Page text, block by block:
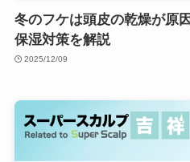
冬のフケは頭皮の乾燥が原
保湿対策を解説
2025/12/09